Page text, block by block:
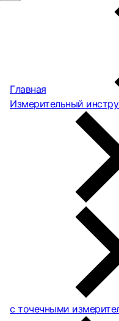
Главная
Измерительный
с точечными